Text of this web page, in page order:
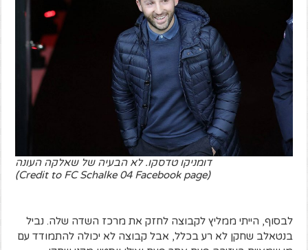
דומניקו טדסקו. לא הבעיה של שאלקה העונה
(Credit to FC Schalke 04 Facebook page)
לבסוף, הייתי ממליץ לקבוצה לחזק את מרכז השדה שלה. נביל
בנטאלב שחקן לא רע בכלל, אבל קבוצה לא יכולה להתמודד עם